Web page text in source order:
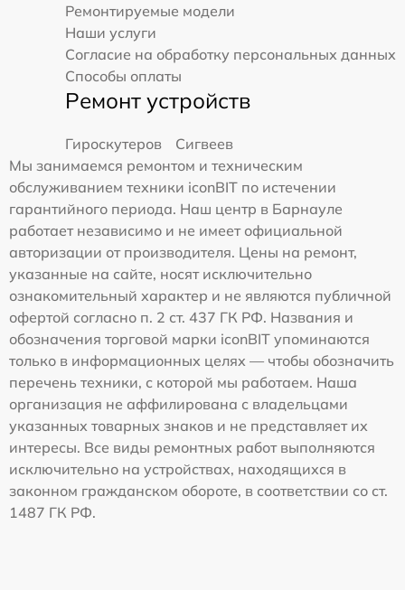
Ремонтируемые модели
Наши услуги
Согласие на обработку персональных данных
Способы оплаты
Ремонт устройств
Гироскутеров
Сигвеев
Мы занимаемся ремонтом и техническим
обслуживанием техники iconBIT по истечении
гарантийного периода. Наш центр в Барнауле
работает независимо и не имеет официальной
авторизации от производителя. Цены на ремонт,
указанные на сайте, носят исключительно
ознакомительный характер и не являются публичной
офертой согласно п. 2 ст. 437 ГК РФ. Названия и
обозначения торговой марки iconBIT упоминаются
только в информационных целях — чтобы обозначить
перечень техники, с которой мы работаем. Наша
организация не аффилирована с владельцами
указанных товарных знаков и не представляет их
интересы. Все виды ремонтных работ выполняются
исключительно на устройствах, находящихся в
законном гражданском обороте, в соответствии со ст.
1487 ГК РФ.